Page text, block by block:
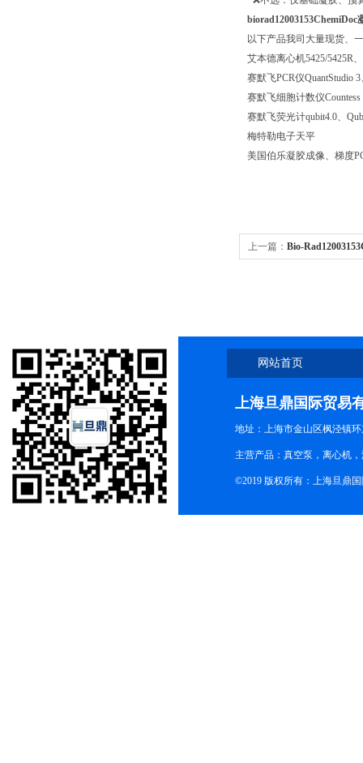
以下产品我司大量现货、
艾本德离心机5425/5425R
赛默飞PCR仪QuantStudio
赛默飞细胞计数仪Countess
赛默飞荧光计qubit4.0、
梅特勒电子天平
美国伯乐凝胶成像、梯度
上一篇： Bio-
网站首页
上海旦鼎国际贸易
地址：上海市金山区枫泾镇
主营产品：真空泵，离心机
©2019 版权所有：上海旦鼎